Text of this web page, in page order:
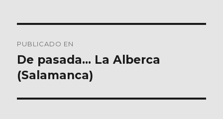
de
entradas
PUBLICADO EN
De pasada… La Alberca
(Salamanca)